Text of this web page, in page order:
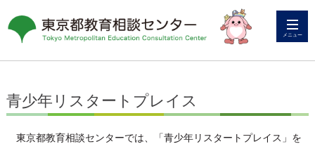
メニュー
青少年リスタートプレイス
東京都教育相談センターでは、「青少年リスタートプレイス」を